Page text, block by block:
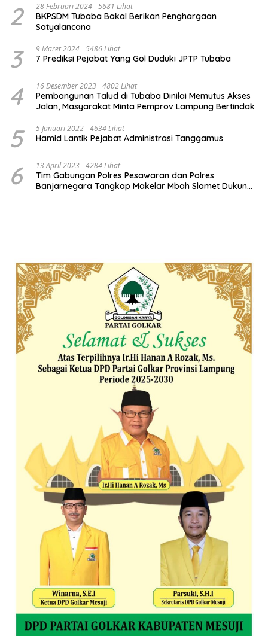
2 28 Februari 2024 5681 Lihat
BKPSDM Tubaba Bakal Berikan Penghargaan
Satyalancana
3 9 Maret 2024 5486 Lihat
7 Prediksi Pejabat Yang Gol Duduki JPTP Tubaba
4 16 Desember 2023 4802 Lihat
Pembangunan Talud di Tubaba Dinilai Memutus Akses
Jalan, Masyarakat Minta Pemprov Lampung Bertindak
5 5 Januari 2022 4634 Lihat
Hamid Lantik Pejabat Administrasi Tanggamus
6 13 April 2023 4284 Lihat
Tim Gabungan Polres Pesawaran dan Polres
Banjarnegara Tangkap Makelar Mbah Slamet Dukun